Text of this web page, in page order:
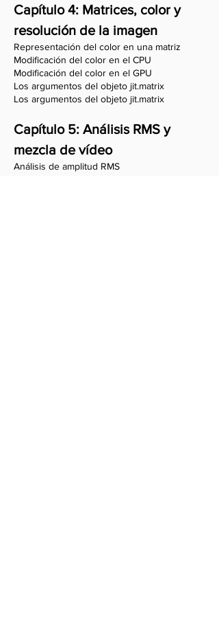
Capítulo 4: Matrices, color y
resolución de la imagen
Representación del color en una matriz
Modificación del color en el CPU
Modificación del color en el GPU
Los argumentos del objeto jit.matrix
Los argumentos del objeto jit.matrix
Capítulo 5: Análisis RMS y
mezcla de vídeo
Análisis de amplitud RMS